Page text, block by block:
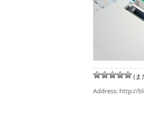
(ま
Address: http://